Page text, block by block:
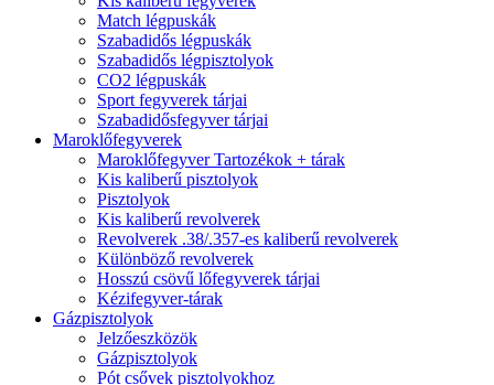
Match légpuskák
Szabadidős légpuskák
Szabadidős légpisztolyok
CO2 légpuskák
Sport fegyverek tárjai
Szabadidősfegyver tárjai
Maroklőfegyverek
Maroklőfegyver Tartozékok + tárak
Kis kaliberű pisztolyok
Pisztolyok
Kis kaliberű revolverek
Revolverek .38/.357-es kaliberű revolverek
Különböző revolverek
Hosszú csövű lőfegyverek tárjai
Kézifegyver-tárak
Gázpisztolyok
Jelzőeszközök
Gázpisztolyok
Pót csővek pisztolyokhoz